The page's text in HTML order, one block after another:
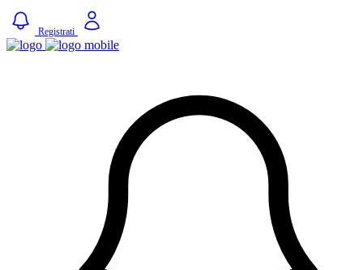
Registrati